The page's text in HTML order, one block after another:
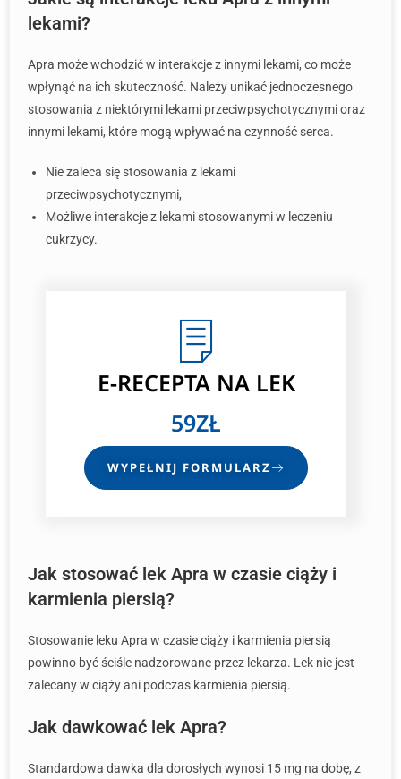
lekami?
Apra może wchodzić w interakcje z innymi lekami, co może
wpłynąć na ich skuteczność. Należy unikać jednoczesnego
stosowania z niektórymi lekami przeciwpsychotycznymi oraz
innymi lekami, które mogą wpływać na czynność serca.
Nie zaleca się stosowania z lekami
przeciwpsychotycznymi,
Możliwe interakcje z lekami stosowanymi w leczeniu
cukrzycy.
E-RECEPTA NA LEK
59ZŁ
WYPEŁNIJ FORMULARZ
Jak stosować lek Apra w czasie ciąży i
karmienia piersią?
Stosowanie leku Apra w czasie ciąży i karmienia piersią
powinno być ściśle nadzorowane przez lekarza. Lek nie jest
zalecany w ciąży ani podczas karmienia piersią.
Jak dawkować lek Apra?
Standardowa dawka dla dorosłych wynosi 15 mg na dobę, z